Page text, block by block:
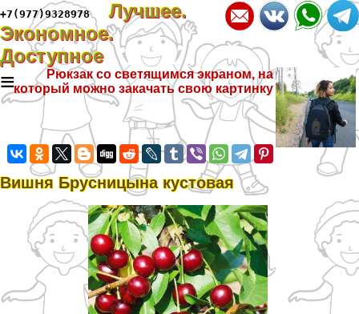
+7(977)9328978
Лучшее.
Экономное.
Доступное
≡
Рюкзак со светящимся экраном, на
который можно закачать свою картинку
Вишня Брусницына кустовая